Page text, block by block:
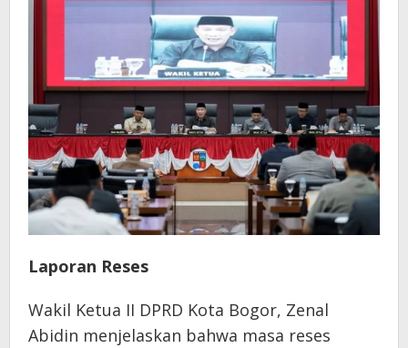
Laporan Reses
Wakil Ketua II DPRD Kota Bogor, Zenal
Abidin menjelaskan bahwa masa reses